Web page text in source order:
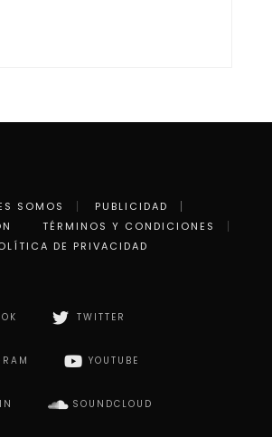
SOMOS
PUBLICIDAD
TÉRMINOS Y CONDICIONES
DE PRIVACIDAD
TWITTER
YOUTUBE
SOUNDCLOUD